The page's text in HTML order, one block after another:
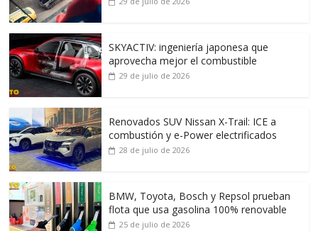
SKYACTIV: ingeniería japonesa que
aprovecha mejor el combustible
29 de julio de 2026
Renovados SUV Nissan X-Trail: ICE a
combustión y e-Power electrificados
28 de julio de 2026
BMW, Toyota, Bosch y Repsol prueban
flota que usa gasolina 100% renovable
25 de julio de 2026